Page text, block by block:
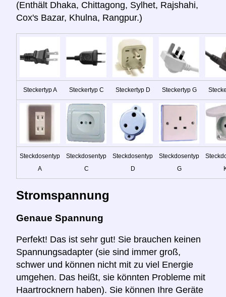
(Enthält Dhaka, Chittagong, Sylhet, Rajshahi,
Cox's Bazar, Khulna, Rangpur.)
Steckertyp A Steckertyp C Steckertyp D Steckertyp G
Steckdosentyp
A
Steckdosentyp
C
Steckdosentyp
D
Steckdosentyp
G
Stromspannung
Genaue Spannung
Perfekt! Das ist sehr gut! Sie brauchen keinen
Spannungsadapter (sie sind immer groß,
schwer und können nicht mit zu viel Energie
umgehen. Das heißt, sie könnten Probleme mit
Haartrocknern haben). Sie können Ihre Geräte